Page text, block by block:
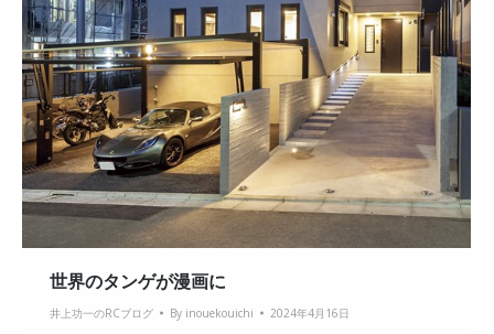
世界のタンゲが漫画に
井上功一のRCブログ By inouekouichi 2024年4月16日